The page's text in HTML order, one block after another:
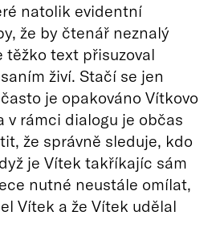
natolik evidentní
že by čtenář neznalý
těžko text přisuzoval
živí. Stačí se jen
je opakováno Vítkovo
v rámci dialogu je občas
že správně sleduje, kdo
je Vítek takříkajíc sám
nutné neustále omílat,
Vítek a že Vítek udělal